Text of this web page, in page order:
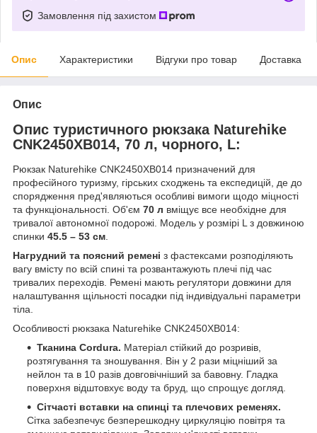
Замовлення під захистом
Опис Характеристики Відгуки про товар Доставка
Опис
Опис туристичного рюкзака Naturehike
CNK2450XB014, 70 л, чорного, L:
Рюкзак Naturehike CNK2450XB014 призначений для
професійного туризму, гірських сходжень та експедицій, де до
спорядження пред'являються особливі вимоги щодо міцності
та функціональності. Об'єм 70 л вміщує все необхідне для
тривалої автономної подорожі. Модель у розмірі L з довжиною
спинки 45.5 – 53 см.
Нагрудний та поясний ремені з фастексами розподіляють
вагу вмісту по всій спині та розвантажують плечі під час
тривалих переходів. Ремені мають регулятори довжини для
налаштування щільності посадки під індивідуальні параметри
тіла.
Особливості рюкзака Naturehike CNK2450XB014:
Тканина Cordura. Матеріал стійкий до розривів,
розтягування та зношування. Він у 2 рази міцніший за
нейлон та в 10 разів довговічніший за бавовну. Гладка
поверхня відштовхує воду та бруд, що спрощує догляд.
Сітчасті вставки на спинці та плечових ременях.
Сітка забезпечує безперешкодну циркуляцію повітря та